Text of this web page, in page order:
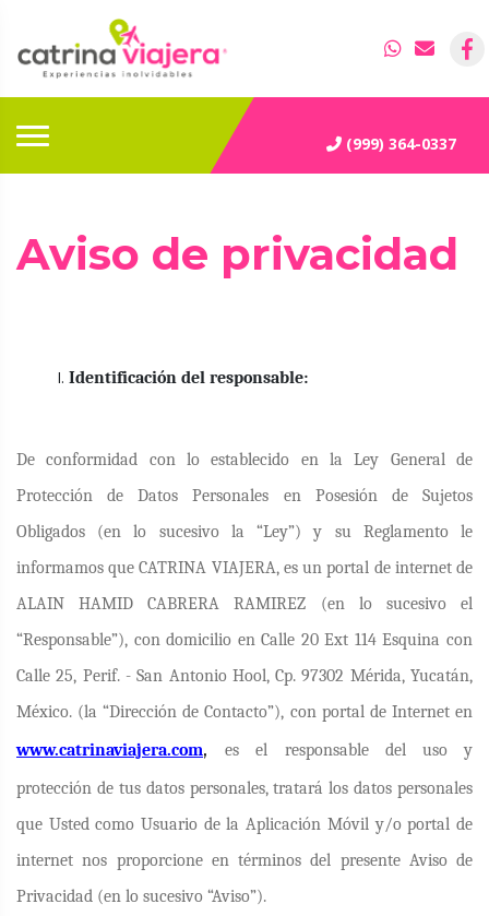
(999) 364-0337
Aviso de privacidad
Identificación del responsable:
De conformidad con lo establecido en la Ley General de
Protección de Datos Personales en Posesión de Sujetos
Obligados (en lo sucesivo la “Ley”) y su Reglamento le
informamos que CATRINA VIAJERA, es un portal de internet de
ALAIN HAMID CABRERA RAMIREZ (en lo sucesivo el
“Responsable”), con domicilio en Calle 20 Ext 114 Esquina con
Calle 25, Perif. - San Antonio Hool, Cp. 97302 Mérida, Yucatán,
México. (la “Dirección de Contacto”), con portal de Internet en
www.catrinaviajera.com,es el responsable del uso y
protección de tus datos personales, tratará los datos personales
que Usted como Usuario de la Aplicación Móvil y/o portal de
internet nos proporcione en términos del presente Aviso de
Privacidad (en lo sucesivo “Aviso”).